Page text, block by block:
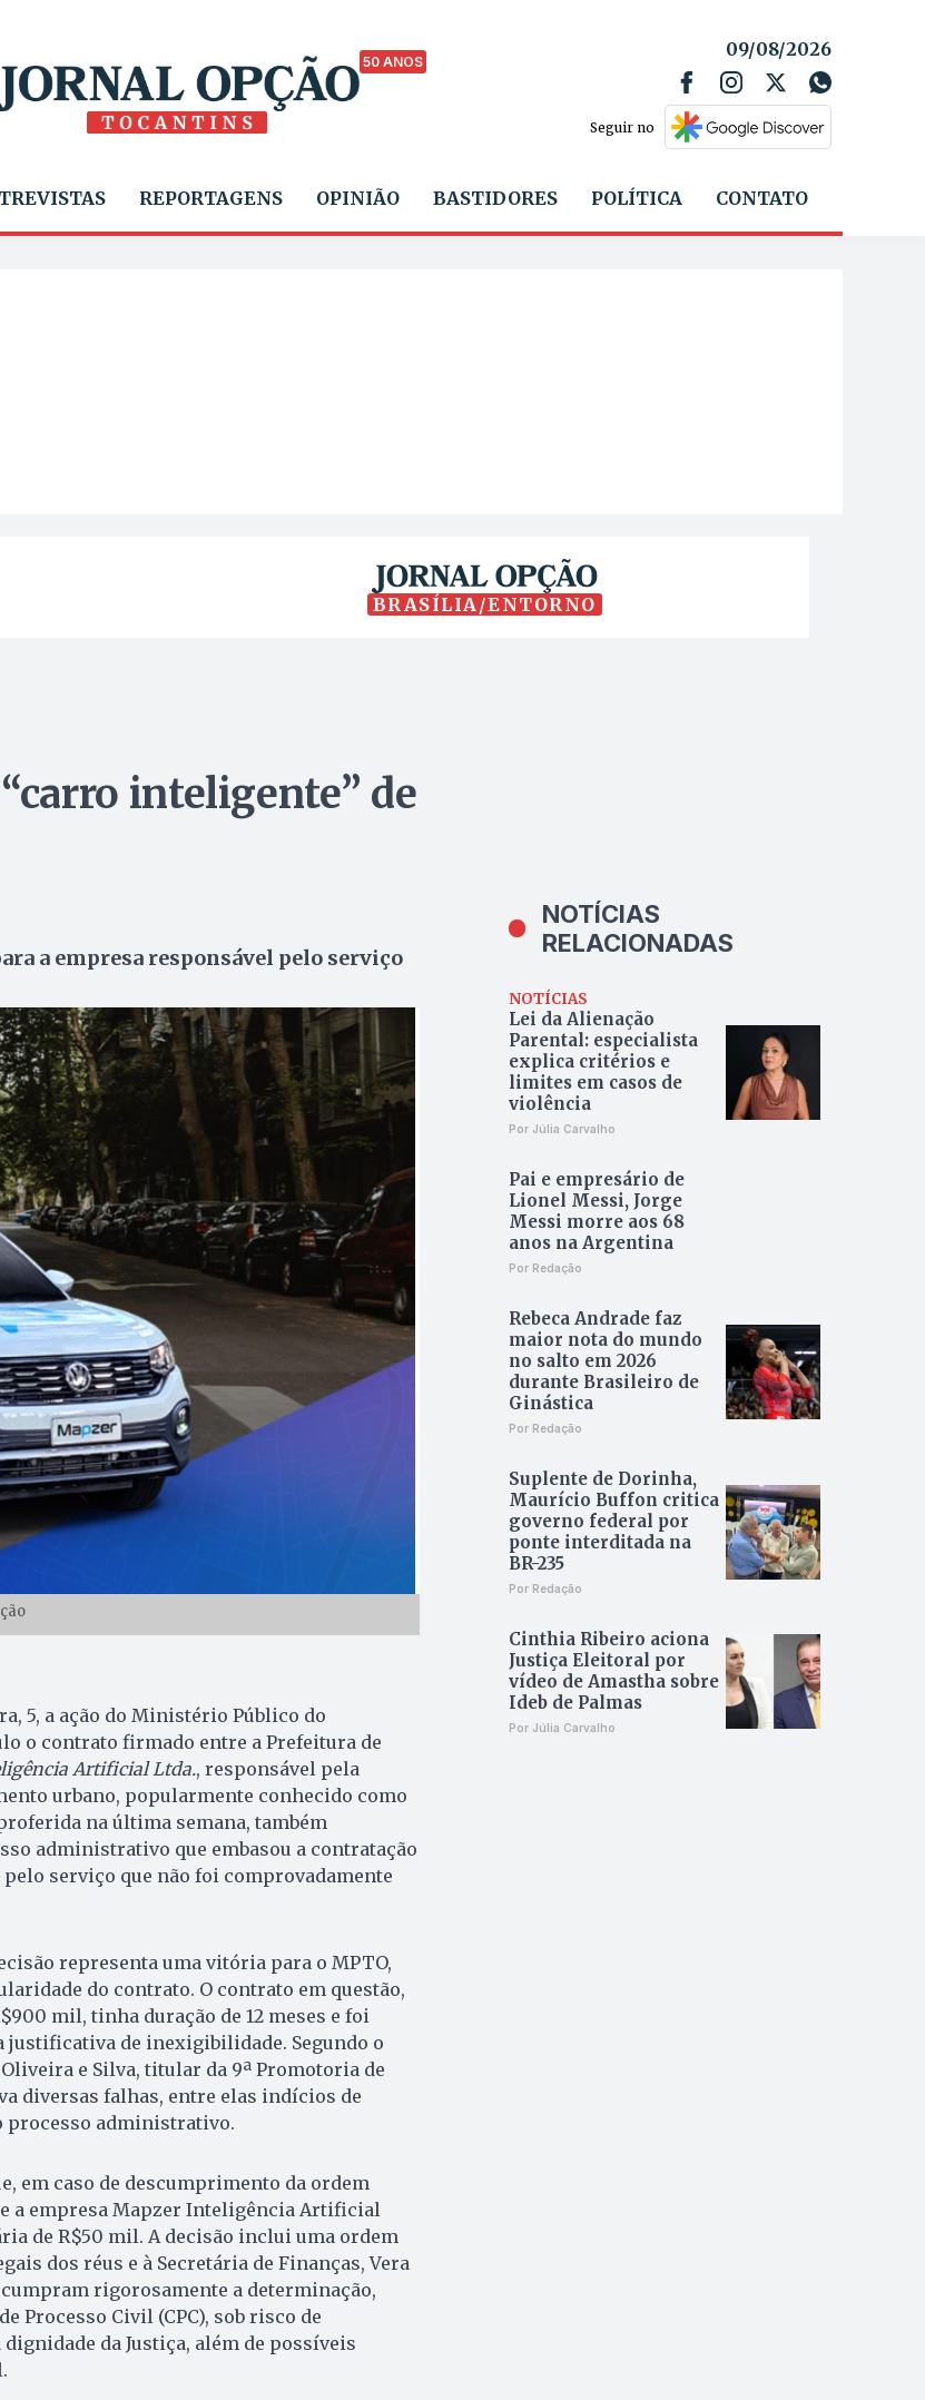
50 ANOS
09/08/2026
Seguir no
REPORTAGENS OPINIÃO BASTIDORES POLÍTICA CONTATO
BRASÍLIA/ENTORNO
inteligente” de
a empresa responsável pelo serviço
5, a ação do Ministério Público do
o contrato firmado entre a Prefeitura de
Artificial Ltda., responsável pela
urbano, popularmente conhecido como
na última semana, também
administrativo que embasou a contratação
pelo serviço que não foi comprovadamente
representa uma vitória para o MPTO,
do contrato. O contrato em questão,
mil, tinha duração de 12 meses e foi
justificativa de inexigibilidade. Segundo o
e Silva, titular da 9ª Promotoria de
diversas falhas, entre elas indícios de
processo administrativo.
em caso de descumprimento da ordem
a empresa Mapzer Inteligência Artificial
de R$50 mil. A decisão inclui uma ordem
dos réus e à Secretária de Finanças, Vera
rigorosamente a determinação,
Processo Civil (CPC), sob risco de
da Justiça, além de possíveis
NOTÍCIAS
RELACIONADAS
NOTÍCIAS
Lei da Alienação
Parental: especialista
explica critérios e
limites em casos de
violência
Por Júlia Carvalho
Pai e empresário de
Lionel Messi, Jorge
Messi morre aos 68
anos na Argentina
Por Redação
Rebeca Andrade faz
maior nota do mundo
no salto em 2026
durante Brasileiro de
Ginástica
Por Redação
Suplente de Dorinha,
Maurício Buffon critica
governo federal por
ponte interditada na
BR-235
Por Redação
Cinthia Ribeiro aciona
Justiça Eleitoral por
vídeo de Amastha sobre
Ideb de Palmas
Por Júlia Carvalho